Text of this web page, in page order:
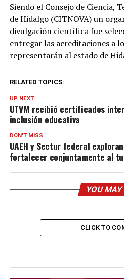
Siendo el Consejo de Ciencia,
de Hidalgo (CITNOVA) un
divulgación científica fue
entregar las acreditaciones a
representarán al estado de
RELATED TOPICS:
UP NEXT
UTVM recibió certificados
inclusión educativa
DON'T MISS
UAEH y Sectur federal
fortalecer conjuntamente al
YOU
CLICK TO